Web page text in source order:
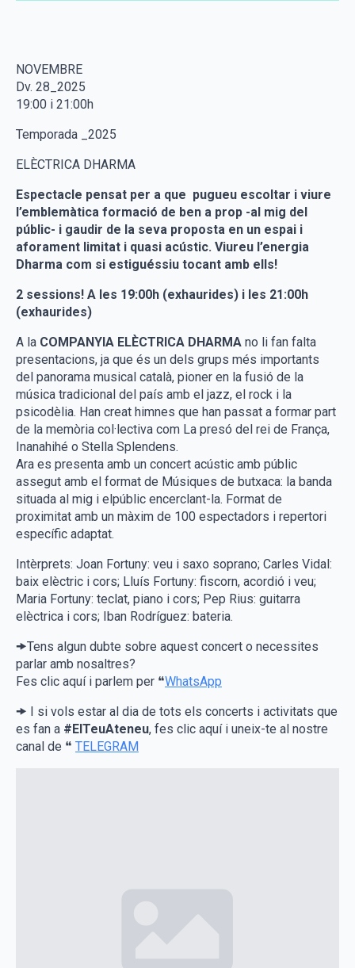
NOVEMBRE
Dv. 28_2025
19:00 i 21:00h
Temporada _2025
ELÈCTRICA DHARMA
Espectacle pensat per a que pugueu escoltar i viure
l’emblemàtica formació de ben a prop -al mig del
públic- i gaudir de la seva proposta en un espai i
aforament limitat i quasi acústic. Viureu l’energia
Dharma com si estiguéssiu tocant amb ells!
2 sessions! A les 19:00h (exhaurides) i les 21:00h
(exhaurides)
A la COMPANYIA ELÈCTRICA DHARMA no li fan falta
presentacions, ja que és un dels grups més importants
del panorama musical català, pioner en la fusió de la
música tradicional del país amb el jazz, el rock i la
psicodèlia. Han creat himnes que han passat a formar part
de la memòria col·lectiva com La presó del rei de França,
Inanahihé o Stella Splendens.
Ara es presenta amb un concert acústic amb públic
assegut amb el format de Músiques de butxaca: la banda
situada al mig i elpúblic encerclant-la. Format de
proximitat amb un màxim de 100 espectadors i repertori
específic adaptat.
Intèrprets: Joan Fortuny: veu i saxo soprano; Carles Vidal:
baix elèctric i cors; Lluís Fortuny: fiscorn, acordió i veu;
Maria Fortuny: teclat, piano i cors; Pep Rius: guitarra
elèctrica i cors; Iban Rodríguez: bateria.
🠞Tens algun dubte sobre aquest concert o necessites
parlar amb nosaltres?
Fes clic aquí i parlem per ❝WhatsApp
🠞 I si vols estar al dia de tots els concerts i activitats que
es fan a #ElTeuAteneu, fes clic aquí i uneix-te al nostre
canal de ❝ TELEGRAM